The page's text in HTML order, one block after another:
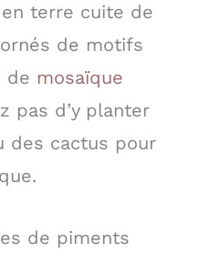
terre cuite de
de motifs
de mosaïque
pas d’y planter
des cactus pour
de piments